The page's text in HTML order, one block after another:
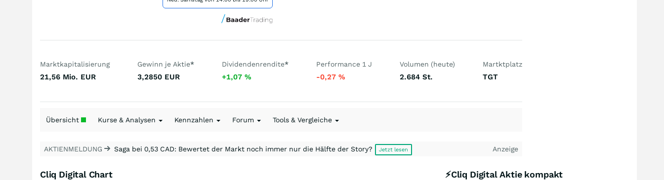
Marktkapitalisierung
21,56 Mio. EUR
Gewinn je Aktie*
3,2850 EUR
Dividendenrendite*
+1,07 %
Performance 1 J
-0,27 %
Volumen (heute)
2.684 St.
Martktplatz
TGT
Übersicht Kurse & Analysen Kennzahlen Forum Tools & Vergleiche
AKTIENMELDUNG Saga bei 0,53 CAD: Bewertet der Markt noch immer nur die Hälfte der Story? Jetzt lesen Anzeige
Cliq Digital Chart ⚡Cliq Digital Aktie kompakt